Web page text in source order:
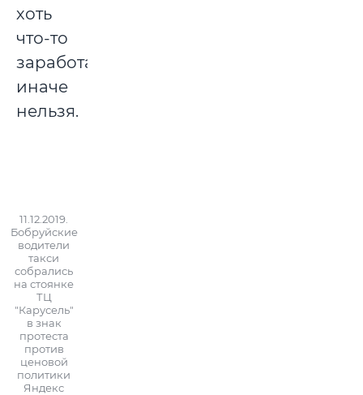
хоть
что-то
заработать
иначе
нельзя.
11.12.2019.
Бобруйские
водители
такси
собрались
на стоянке
ТЦ
"Карусель"
в знак
протеста
против
ценовой
политики
Яндекс